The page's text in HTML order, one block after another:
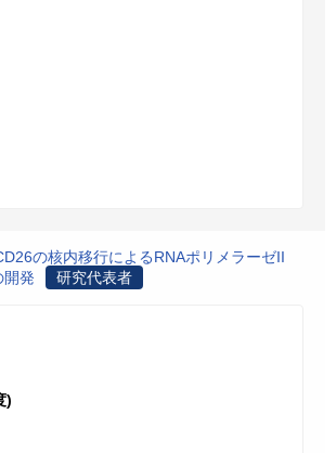
の核内移行によるRNAポリメラーゼII
開発
研究代表者
)